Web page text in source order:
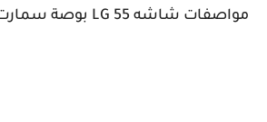
مواصفات شاشه LG 55 بوصة سمارت 4K